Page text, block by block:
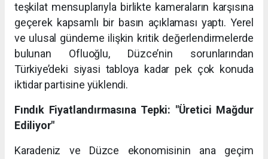
teşkilat mensuplarıyla birlikte kameraların karşısına
geçerek kapsamlı bir basın açıklaması yaptı. Yerel
ve ulusal gündeme ilişkin kritik değerlendirmelerde
bulunan Ofluoğlu, Düzce’nin sorunlarından
Türkiye’deki siyasi tabloya kadar pek çok konuda
iktidar partisine yüklendi.
Fındık Fiyatlandırmasına Tepki: "Üretici Mağdur
Ediliyor"
Karadeniz ve Düzce ekonomisinin ana geçim